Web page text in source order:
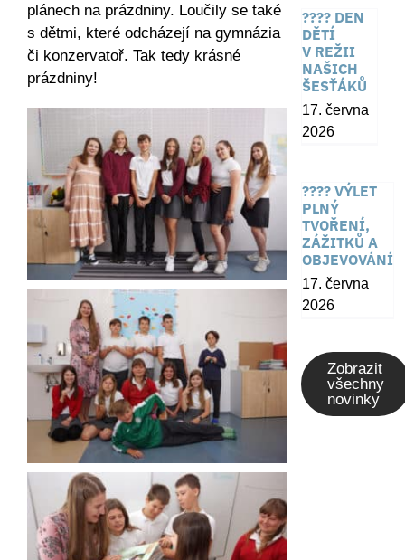
plánech na prázdniny. Loučily se také
s dětmi, které odcházejí na gymnázia
či konzervatoř. Tak tedy krásné
prázdniny!
???? DEN
DĚTÍ
V REŽII
NAŠICH
ŠESŤÁKŮ
17. června
2026
???? VÝLET
PLNÝ
TVOŘENÍ,
ZÁŽITKŮ A
OBJEVOVÁNÍ
17. června
2026
Zobrazit
všechny
novinky